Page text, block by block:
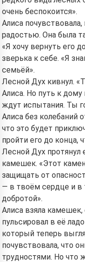
очень беспокоится».
Алиса
радостью. Она была
«Я хочу вернуть его
зверька к себе. «Я
семьёй».
Лесной Дух кивнул.
Алиса. Но путь к
ждут испытания. Ты
Алиса без колебаний
что это будет
пройти его до конца,
Лесной Дух протянул
камешек. «Этот
защищать от
— в твоём сердце и в
добротой».
Алиса взяла
пульсировал в её
который теперь
почувствовала, что
трудностями. Но что
Hi!
I tell
By starting to
Service ,